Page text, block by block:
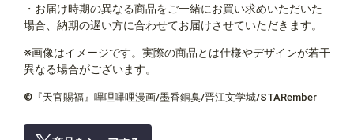
・お届け時期の異なる商品をご一緒にお買い求めいただいた
場合、納期の遅い方に合わせてお届けさせていただきます。
※画像はイメージです。実際の商品とは仕様やデザインが若干
異なる場合がございます。
©『天官賜福』嗶哩嗶哩漫画/墨香銅臭/晋江文学城/STARember